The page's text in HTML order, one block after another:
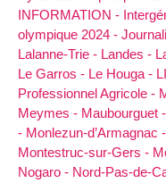
INFORMATION -
olympique 2024 -
Lalanne-Trie - Landes -
Le Garros - Le Houga -
Professionnel Agricole -
Meymes - Maubourguet -
- Monlezun-d’Armagnac -
Montestruc-sur-Gers -
Nogaro - Nord-Pas-de-